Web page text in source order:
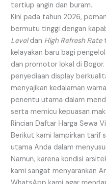
tertiup angin dan buram.
Kini pada tahun 2026,
bermutu tinggi dengan
Leveldan High Refresh Rate
kelayakan baru bagi
dan promotor lokal di
penyediaan display
menyajikan kedalaman
penentu utama dalam
serta memicu kepuasan
Rincian Daftar Harga Sewa
Berikut kami lampirkan tarif
utama Anda dalam
Namun, karena kondisi
kami sangat menyarankan